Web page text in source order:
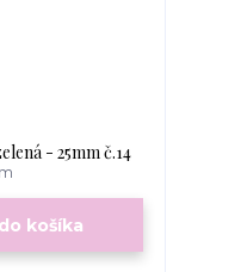
- 25mm č.14
košíka